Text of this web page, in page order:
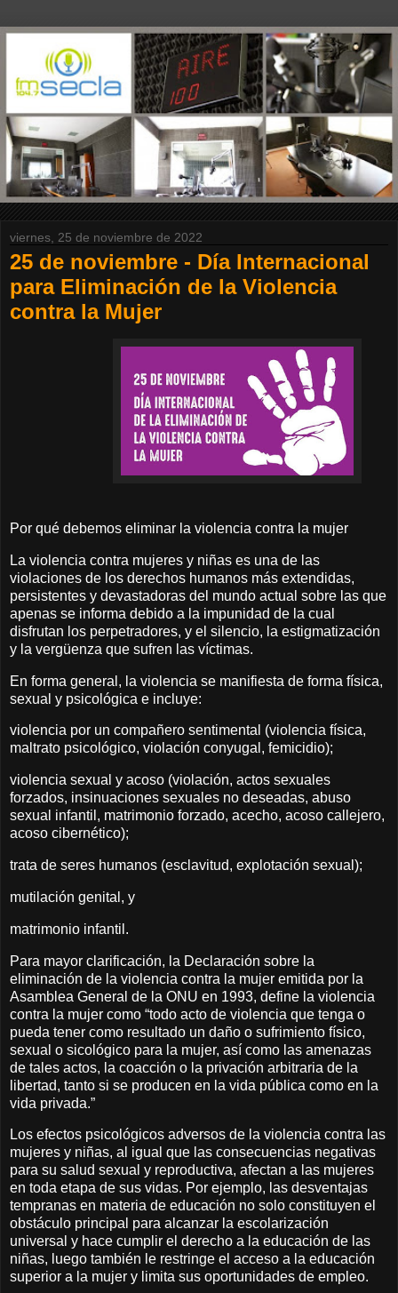
viernes, 25 de noviembre de 2022
25 de noviembre - Día Internacional
para Eliminación de la Violencia
contra la Mujer
Por qué debemos eliminar la violencia contra la mujer
La violencia contra mujeres y niñas es una de las
violaciones de los derechos humanos más extendidas,
persistentes y devastadoras del mundo actual sobre las que
apenas se informa debido a la impunidad de la cual
disfrutan los perpetradores, y el silencio, la estigmatización
y la vergüenza que sufren las víctimas.
En forma general, la violencia se manifiesta de forma física,
sexual y psicológica e incluye:
violencia por un compañero sentimental (violencia física,
maltrato psicológico, violación conyugal, femicidio);
violencia sexual y acoso (violación, actos sexuales
forzados, insinuaciones sexuales no deseadas, abuso
sexual infantil, matrimonio forzado, acecho, acoso callejero,
acoso cibernético);
trata de seres humanos (esclavitud, explotación sexual);
mutilación genital, y
matrimonio infantil.
Para mayor clarificación, la Declaración sobre la
eliminación de la violencia contra la mujer emitida por la
Asamblea General de la ONU en 1993, define la violencia
contra la mujer como “todo acto de violencia que tenga o
pueda tener como resultado un daño o sufrimiento físico,
sexual o sicológico para la mujer, así como las amenazas
de tales actos, la coacción o la privación arbitraria de la
libertad, tanto si se producen en la vida pública como en la
vida privada.”
Los efectos psicológicos adversos de la violencia contra las
mujeres y niñas, al igual que las consecuencias negativas
para su salud sexual y reproductiva, afectan a las mujeres
en toda etapa de sus vidas. Por ejemplo, las desventajas
tempranas en materia de educación no solo constituyen el
obstáculo principal para alcanzar la escolarización
universal y hace cumplir el derecho a la educación de las
niñas, luego también le restringe el acceso a la educación
superior a la mujer y limita sus oportunidades de empleo.